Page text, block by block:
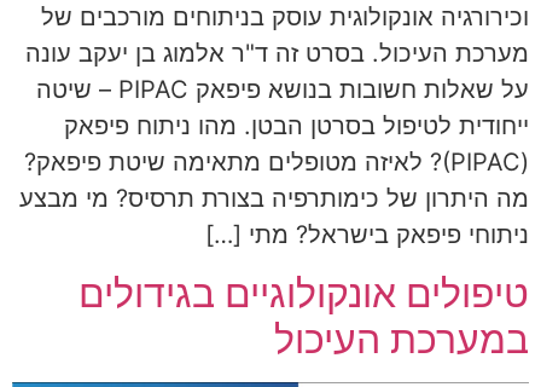
וכירורגיה אונקולוגית עוסק בניתוחים מורכבים של
מערכת העיכול. בסרט זה ד"ר אלמוג בן יעקב עונה
על שאלות חשובות בנושא פיפאק PIPAC – שיטה
ייחודית לטיפול בסרטן הבטן. מהו ניתוח פיפאק
(PIPAC)? לאיזה מטופלים מתאימה שיטת פיפאק?
מה היתרון של כימותרפיה בצורת תרסיס? מי מבצע
ניתוחי פיפאק בישראל? מתי […]
טיפולים אונקולוגיים בגידולים
במערכת העיכול